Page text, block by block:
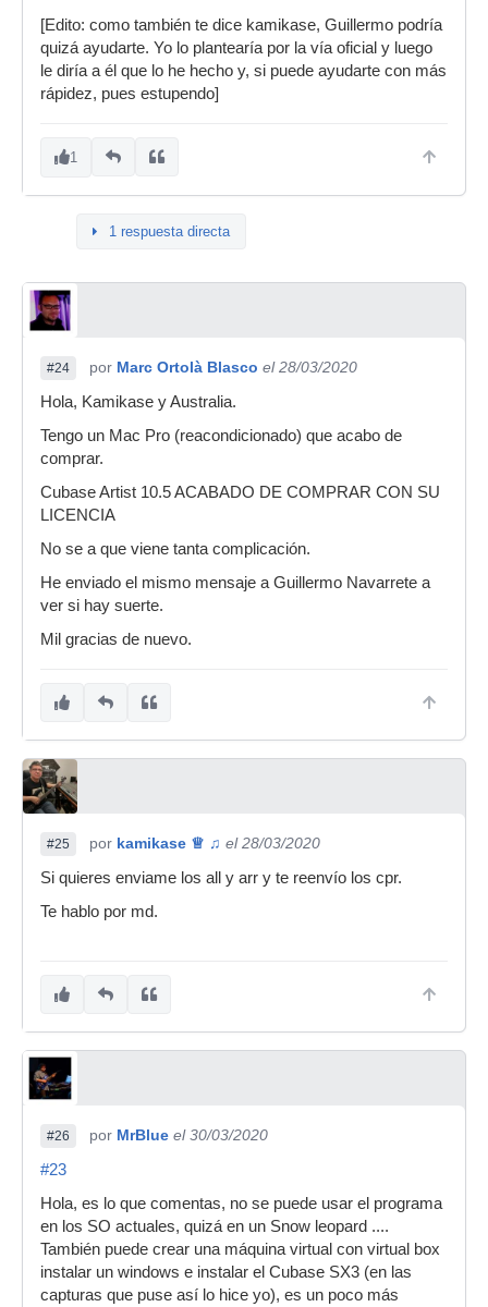
[Edito: como también te dice kamikase, Guillermo podría
quizá ayudarte. Yo lo plantearía por la vía oficial y luego
le diría a él que lo he hecho y, si puede ayudarte con más
rápidez, pues estupendo]
1
1 respuesta directa
#24 por Marc Ortolà Blasco el 28/03/2020
Hola, Kamikase y Australia.
Tengo un Mac Pro (reacondicionado) que acabo de
comprar.
Cubase Artist 10.5 ACABADO DE COMPRAR CON SU
LICENCIA
No se a que viene tanta complicación.
He enviado el mismo mensaje a Guillermo Navarrete a
ver si hay suerte.
Mil gracias de nuevo.
#25 por kamikase ♕ ♫ el 28/03/2020
Si quieres enviame los all y arr y te reenvío los cpr.
Te hablo por md.
#26 por MrBlue el 30/03/2020
#23
Hola, es lo que comentas, no se puede usar el programa
en los SO actuales, quizá en un Snow leopard ....
También puede crear una máquina virtual con virtual box
instalar un windows e instalar el Cubase SX3 (en las
capturas que puse así lo hice yo), es un poco más